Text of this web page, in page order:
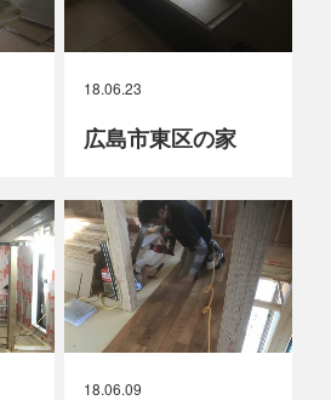
18.06.23
広島市東区の家
18.06.09